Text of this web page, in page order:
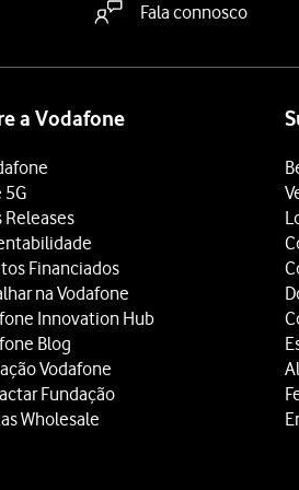
Fala connosco
a Vodafone
5G
Releases
Financiados
na Vodafone
Innovation Hub
Blog
Vodafone
Fundação
Wholesale